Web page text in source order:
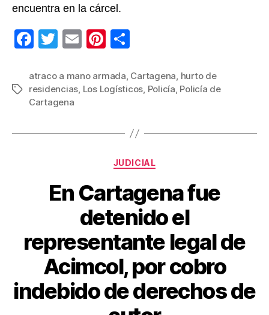
encuentra en la cárcel.
F
c
e
o
T
tt
er
E
ail
Pi
er
e
m
p
tir
Etiquetas
atraco a mano armada, Cartagena, hurto de
residencias, Los Logísticos, Policía, Policía de
Cartagena
Categorías
JUDICIAL
En Cartagena fue
detenido el
representante legal de
Acimcol, por cobro
indebido de derechos de